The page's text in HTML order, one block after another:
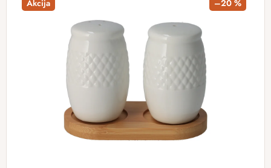
Akcija –20 %